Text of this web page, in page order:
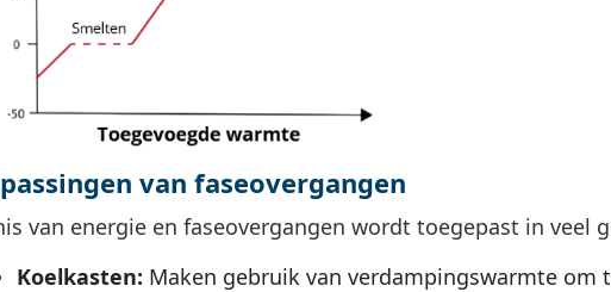
van faseovergangen
van energie en faseovergangen wordt toegepast in veel
Koelkasten: Maken gebruik van verdampingswarmte om